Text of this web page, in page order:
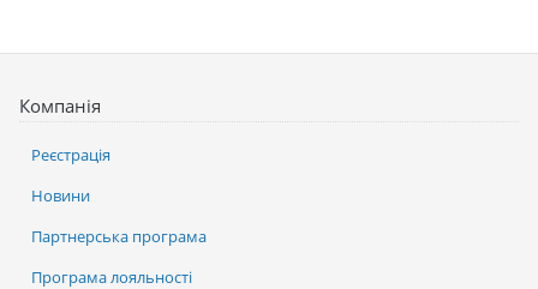
Компанія
Реєстрація
Новини
Партнерська програма
Програма лояльності